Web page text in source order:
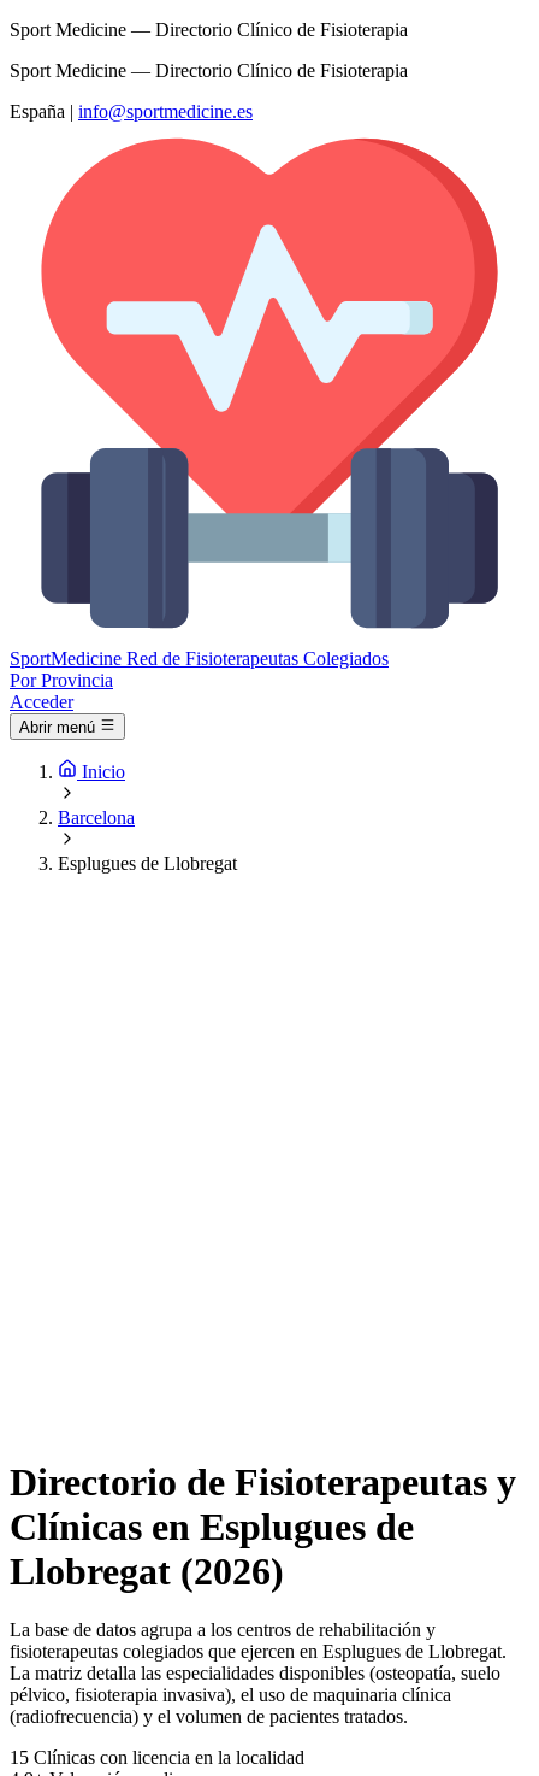
Sport Medicine — Directorio Clínico de Fisioterapia
Sport Medicine — Directorio Clínico de Fisioterapia
España | info@sportmedicine.es
SportMedicine Red de Fisioterapeutas Colegiados
Por Provincia
Acceder
Abrir menú
Inicio
Barcelona
Esplugues de Llobregat
Directorio de Fisioterapeutas y
Clínicas en Esplugues de
Llobregat (2026)
La base de datos agrupa a los centros de rehabilitación y
fisioterapeutas colegiados que ejercen en Esplugues de Llobregat.
La matriz detalla las especialidades disponibles (osteopatía, suelo
pélvico, fisioterapia invasiva), el uso de maquinaria clínica
(radiofrecuencia) y el volumen de pacientes tratados.
15 Clínicas con licencia en la localidad